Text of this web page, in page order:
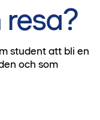
student att bli en
och som